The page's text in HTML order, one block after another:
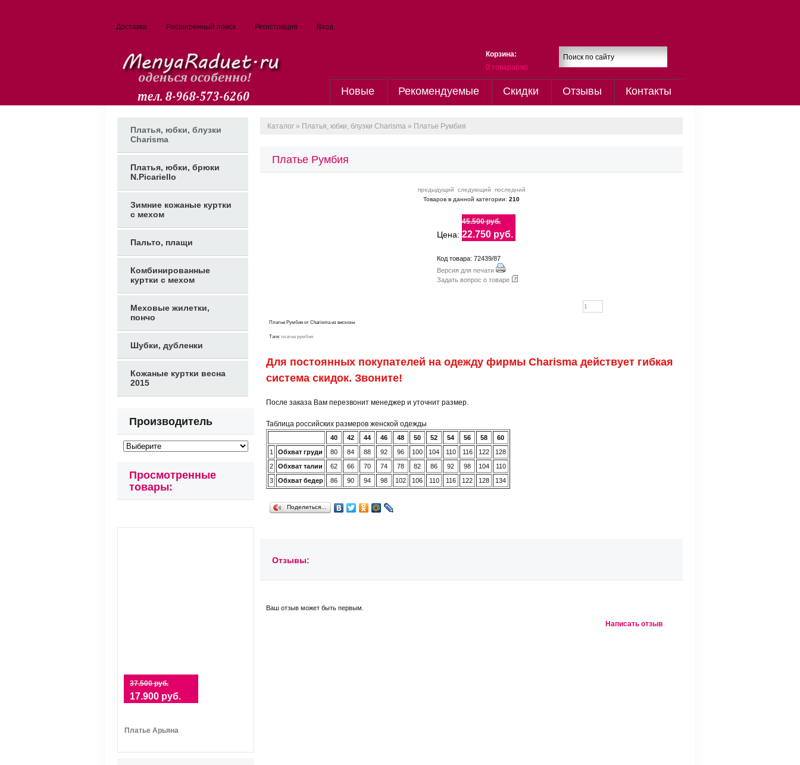
Доставка Расширенный поиск Регистрация Вход
Новые Рекомендуемые Скидки Отзывы Контакты
Корзина:
0 товара(ов)
Каталог » Платья, юбки, блузки Charisma » Платье Румбия
Платье Румбия
предыдущий следующий
последний
Товаров в данной категории: 210
Цена:
45.500 руб.
22.750 руб.
Код товара: 72439/87
Версия для печати
Задать вопрос о товаре
Платье Румбия от Charisma из вискозы
Тэги: платье румбия
Для постоянных покупателей на одежду фирмы Charisma действует гибкая
система скидок. Звоните!
После заказа Вам перезвонит менеджер и уточнит размер.
Таблица российских размеров женской одежды
40 42 44 46 48 50 52 54 56 58
60
1
Обхват груди 80 84 88 92 96 100 104 110 116 122
128
2
Обхват талии 62 66 70 74 78 82 86 92 98 104
110
3
Обхват бедер 86 90 94 98 102 106 110 116 122 128 134
Поделиться…
Отзывы:
Ваш отзыв может быть первым.
Написать отзыв
Платья, юбки, блузки
Charisma
Платья, юбки, брюки
N.Picariello
Зимние кожаные куртки
с мехом
Пальто, плащи
Комбинированные
куртки с мехом
Меховые жилетки,
пончо
Шубки, дубленки
Кожаные куртки весна
2015
Производитель
Просмотренные
товары:
37.500 руб.
17.900 руб.
Платье Арьяна